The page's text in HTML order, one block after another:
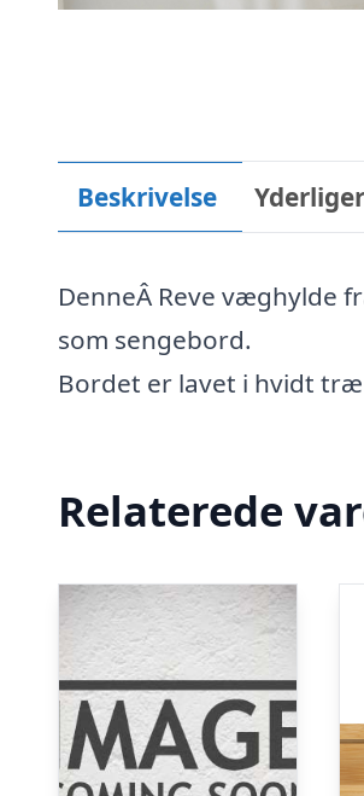
Beskrivelse
DenneÂ Reve væghylde
som sengebord.
Bordet er lavet i hvidt
Relaterede